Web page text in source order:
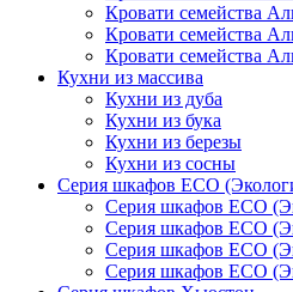
Кровати семейства
Кровати семейства
Кровати семейства
Кухни из массива
Кухни из дуба
Кухни из бука
Кухни из березы
Кухни из сосны
Серия шкафов ECO
Серия шкафов ECO
Серия шкафов ECO
Серия шкафов ECO
Серия шкафов ECO